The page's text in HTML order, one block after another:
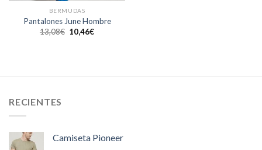
BERMUDAS
Pantalones June Hombre
13,08€ 10,46€
RECIENTES
Camiseta Pioneer